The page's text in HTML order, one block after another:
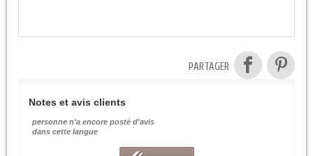
PARTAGER
Notes et avis clients
personne n'a encore posté d'avis
dans cette langue